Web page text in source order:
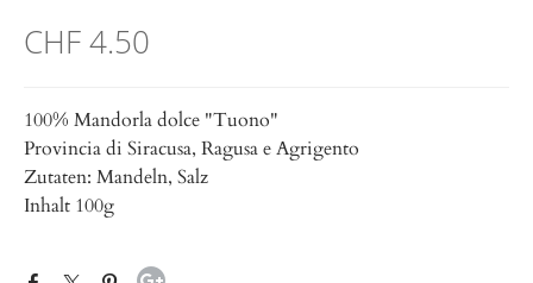
CHF 4.50
100% Mandorla dolce "Tuono"
Provincia di Siracusa, Ragusa e Agrigento
Zutaten: Mandeln, Salz
Inhalt 100g